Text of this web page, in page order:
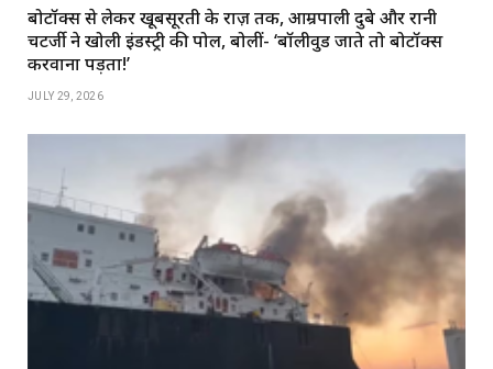
बोटॉक्स से लेकर खूबसूरती के राज़ तक, आम्रपाली दुबे और रानी
चटर्जी ने खोली इंडस्ट्री की पोल, बोलीं- ‘बॉलीवुड जाते तो बोटॉक्स
करवाना पड़ता!’
JULY 29, 2026